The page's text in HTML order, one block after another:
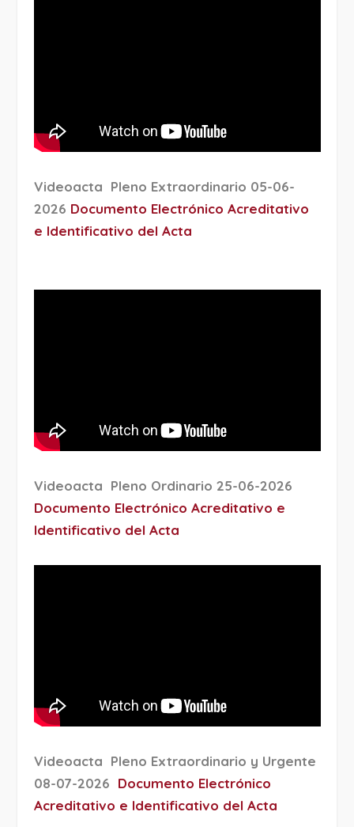
Videoacta Pleno Extraordinario 05-06-
2026 Documento Electrónico Acreditativo
e Identificativo del Acta
Videoacta Pleno Ordinario 25-06-2026
Documento Electrónico Acreditativo e
Identificativo del Acta
Videoacta Pleno Extraordinario y Urgente
08-07-2026 Documento Electrónico
Acreditativo e Identificativo del Acta